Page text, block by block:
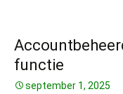
functie
september 1, 2025